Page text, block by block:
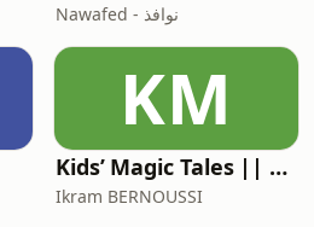
Nawafed - نوافذ
KM
Kids’ Magic Tales || Contes magiques pour enfants || حكايات سحرية للأطفال
Ikram BERNOUSSI